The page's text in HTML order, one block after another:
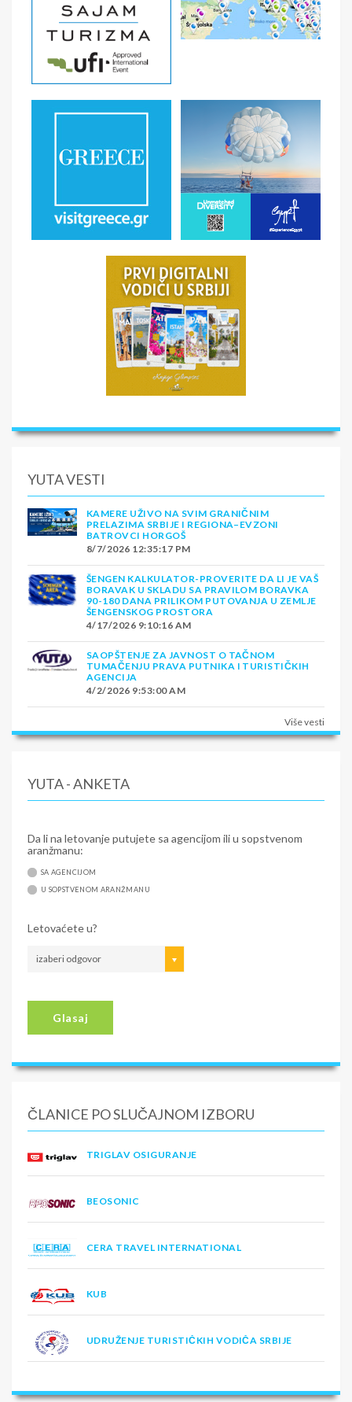
YUTA VESTI
KAMERE UŽIVO NA SVIM GRANIČNIM
PRELAZIMA SRBIJE I REGIONA–EVZONI
BATROVCI HORGOŠ
8/7/2026 12:35:17 PM
ŠENGEN KALKULATOR-PROVERITE DA LI JE VAŠ
BORAVAK U SKLADU SA PRAVILOM BORAVKA
90-180 DANA PRILIKOM PUTOVANJA U ZEMLJE
ŠENGENSKOG PROSTORA
4/17/2026 9:10:16 AM
SAOPŠTENJE ZA JAVNOST O TAČNOM
TUMAČENJU PRAVA PUTNIKA I TURISTIČKIH
AGENCIJA
4/2/2026 9:53:00 AM
Više vesti
YUTA - ANKETA
Da li na letovanje putujete sa agencijom ili u sopstvenom
aranžmanu:
SA AGENCIJOM
U SOPSTVENOM ARANŽMANU
Letovaćete u?
izaberi odgovor
Glasaj
ČLANICE PO SLUČAJNOM IZBORU
TRIGLAV OSIGURANJE
BEOSONIC
CERA TRAVEL INTERNATIONAL
KUB
UDRUŽENJE TURISTIČKIH VODIČA SRBIJE